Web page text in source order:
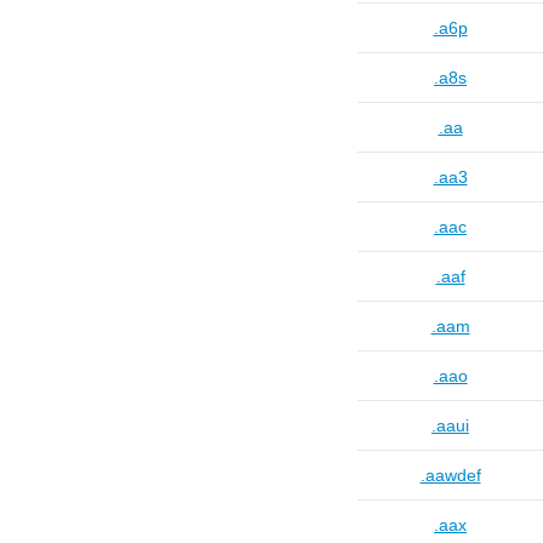
.a6p
.a8s
.aa
.aa3
.aac
.aaf
.aam
.aao
.aaui
.aawdef
.aax